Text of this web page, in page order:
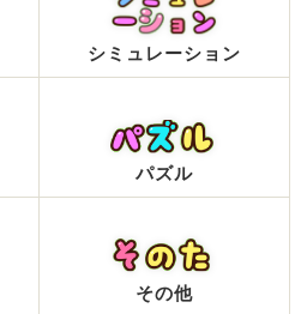
シミュレーション
パズル
その他